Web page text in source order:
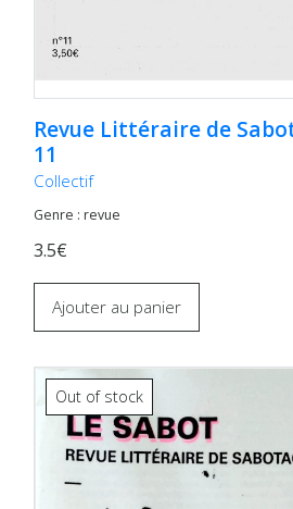
Revue Littéraire de
11
Collectif
Genre : revue
3.5€
Ajouter au panier
Out of stock